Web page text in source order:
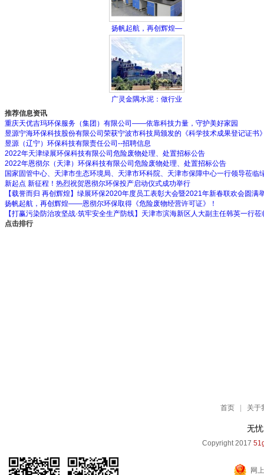
扬帆起航，再创辉煌—
广灵金隅水泥：做行业
推荐信息资讯
重庆天优吉玛环保服务（集团）有限公司——依靠科技力量，守护美好家园
昱源宁海环保科技股份有限公司荣获宁波市科技局颁发的《科学技术成果登记证书
昱源（辽宁）环保科技有限责任公司--招聘信息
2022年天津绿展环保科技有限公司危险废物处理、处置招标公告
2022年恩彻尔（天津）环保科技有限公司危险废物处理、处置招标公告
国家固管中心、天津市生态环境局、天津市环科院、天津市保障中心一行领导莅临
新起点 新征程！热烈祝贺恩彻尔环保投产启动仪式成功举行
【载誉而归 再创辉煌】绿展环保2020年度员工表彰大会暨2021年新春联欢会圆满
扬帆起航，再创辉煌——恩彻尔环保取得《危险废物经营许可证》！
【打赢污染防治攻坚战·筑牢安全生产防线】天津市滨海新区人大副主任韩英一行
点击排行
首页 关于
无
Copyright 2017
网